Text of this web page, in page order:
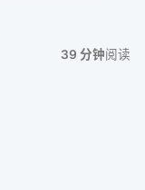
39 分钟阅读